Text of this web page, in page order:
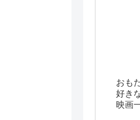
おも
好き
映画